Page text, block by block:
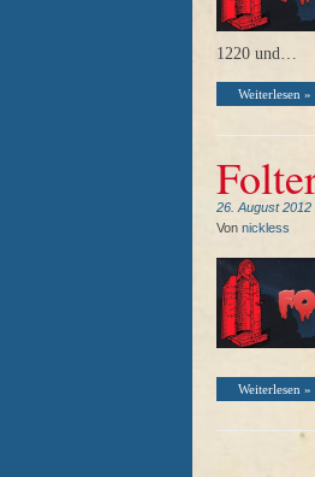
1220 und…
Weiterlesen »
26. August 2012
Von nickless
Weiterlesen »